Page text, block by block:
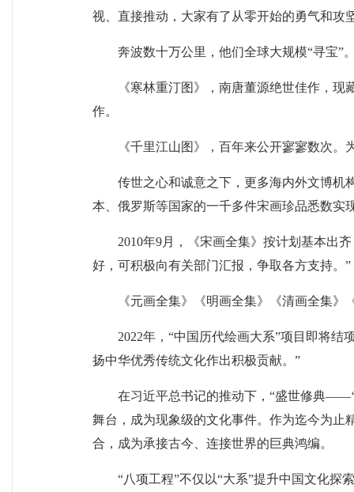
视、直接推动，大家有了从零开始的勇气和攻
奔波数十万公里，他们全球大规模“寻宝”
《寒林重汀图》，南唐董源绝世佳作，
作。
《千里江山图》，百年来公开寥寥数次
传世之心和诚意之下，更多海内外文博机
本、俄罗斯等国家的一千多件宋画珍品悉数
2010年9月，《宋画全集》按计划基本出
好，可积极向有关部门汇报，争取各方支持。”
《元画全集》《明画全集》《清画全集
2022年，“中国历代绘画大系”项目即将
扬中华优秀传统文化作出积极贡献。”
在习近平总书记的推动下，“盛世修典
舞台，成为现象级的文化事件。作为迄今为止
合，成为承接古今、连接世界的巨典鸿编。
“八项工程”不仅以“大系”提升中国文化探